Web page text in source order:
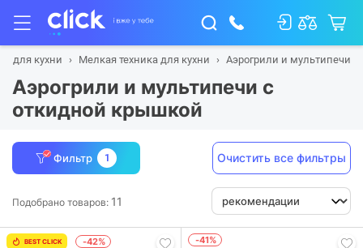
для кухни Мелкая техника для кухни Аэрогрили и мультипечи
Аэрогрили и мультипечи с
откидной крышкой
Фильтр 1 Очистить все фильтры
Подобрано товаров: 11
BEST CLICK -42% -41%